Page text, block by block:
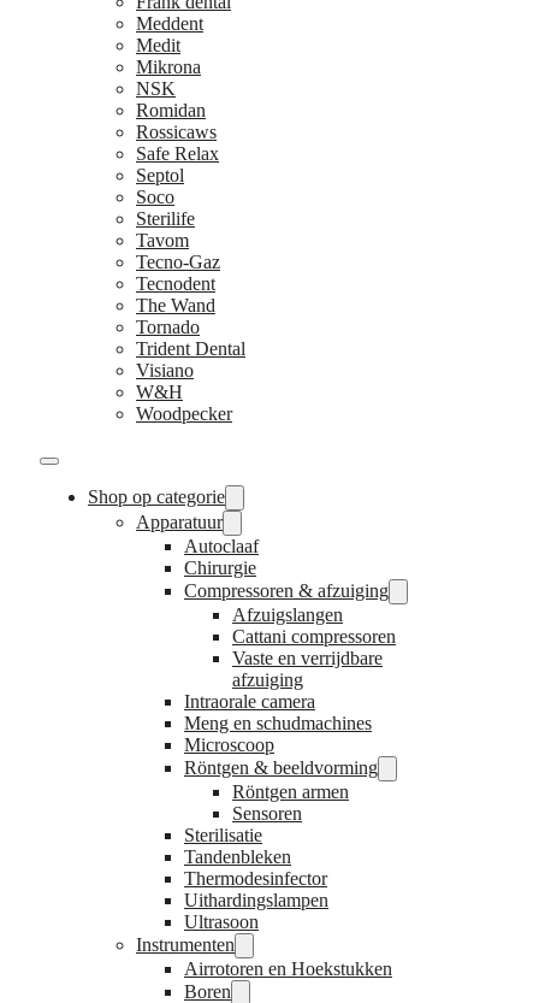
Meddent
Medit
Mikrona
NSK
Romidan
Rossicaws
Safe Relax
Septol
Soco
Sterilife
Tavom
Tecno-Gaz
Tecnodent
The Wand
Tornado
Trident Dental
Visiano
W&H
Woodpecker
Shop op categorie
Apparatuur
Autoclaaf
Chirurgie
Compressoren & afzuiging
Afzuigslangen
Cattani compressoren
Vaste en verrijdbare
afzuiging
Intraorale camera
Meng en schudmachines
Microscoop
Röntgen & beeldvorming
Röntgen armen
Sensoren
Sterilisatie
Tandenbleken
Thermodesinfector
Uithardingslampen
Ultrasoon
Instrumenten
Airrotoren en Hoekstukken
Boren